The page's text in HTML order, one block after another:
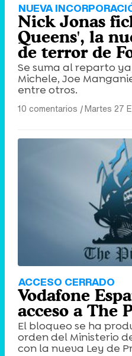
NUEVA
Nick Jonas
Queens', la
de terror de
Se suma al reparto
Michele, Joe
entre otros.
10 comentarios |Martes 27
ACCESO CERRADO
Vodafone
acceso a The
El bloqueo se ha
orden del Ministerio
con la nueva Ley de